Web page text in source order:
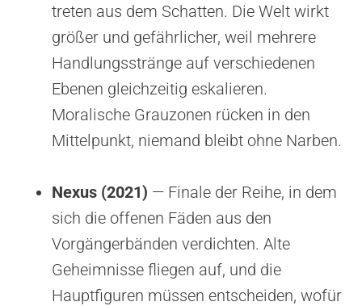
treten aus dem Schatten. Die Welt wirkt
größer und gefährlicher, weil mehrere
Handlungsstränge auf verschiedenen
Ebenen gleichzeitig eskalieren.
Moralische Grauzonen rücken in den
Mittelpunkt, niemand bleibt ohne Narben.
Nexus (2021) — Finale der Reihe, in dem
sich die offenen Fäden aus den
Vorgängerbänden verdichten. Alte
Geheimnisse fliegen auf, und die
Hauptfiguren müssen entscheiden, wofür